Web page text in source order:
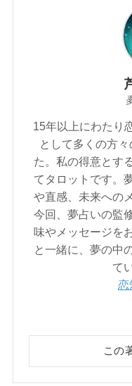
15年以上にわたり
として多くの方
た。私の得意とす
てタロットです。
や直感、未来への
今回、夢占いの監
味やメッセージを
と一緒に、夢の中
て
恋
この